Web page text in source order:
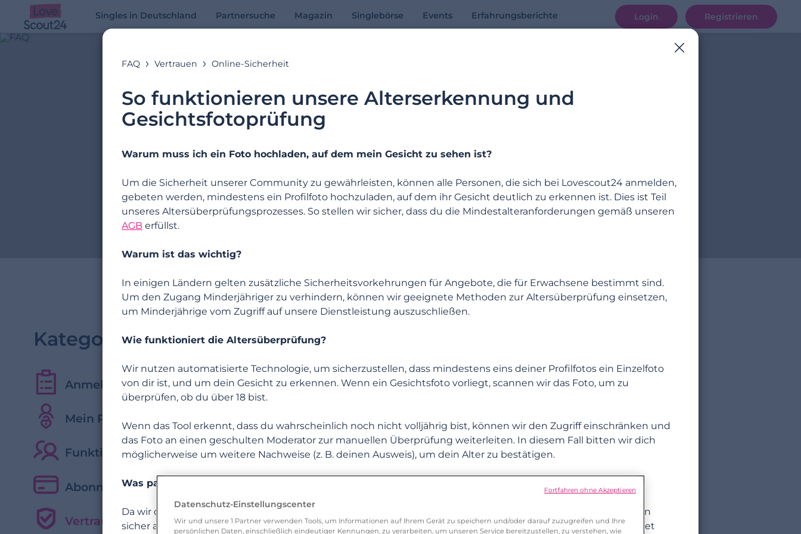
Singles in Deutschland Partnersuche Magazin Singlebörse Events Erfahrungsberichte Login Registrieren
Online-Hilfe
Antworten auf Ihre Fragen
Suchbeispiele: « Abonnement », «E-Mail Adresse », « Registrierung »
KATEGORIEN HÄUFIG GESTELLTE FRAGEN
Kategorien
Anmeldung und erste Schritte
Mein Profil verwalten
Funktionen, Suche & Kommunikation
Abonnement & kostenpflichtige Funktionen
Vertrauen
FAQ Vertrauen Online-Sicherheit
So funktionieren unsere Alterserkennung und
Gesichtsfotoprüfung
Warum muss ich ein Foto hochladen, auf dem mein Gesicht zu sehen ist?
Um die Sicherheit unserer Community zu gewährleisten, können alle Personen, die sich bei Lovescout24 anmelden,
gebeten werden, mindestens ein Profilfoto hochzuladen, auf dem ihr Gesicht deutlich zu erkennen ist. Dies ist Teil
unseres Altersüberprüfungsprozesses. So stellen wir sicher, dass du die Mindestalteranforderungen gemäß unseren
AGB erfüllst.
Warum ist das wichtig?
In einigen Ländern gelten zusätzliche Sicherheitsvorkehrungen für Angebote, die für Erwachsene bestimmt sind.
Um den Zugang Minderjähriger zu verhindern, können wir geeignete Methoden zur Altersüberprüfung einsetzen,
um Minderjährige vom Zugriff auf unsere Dienstleistung auszuschließen.
Wie funktioniert die Altersüberprüfung?
Wir nutzen automatisierte Technologie, um sicherzustellen, dass mindestens eins deiner Profilfotos ein Einzelfoto
von dir ist, und um dein Gesicht zu erkennen. Wenn ein Gesichtsfoto vorliegt, scannen wir das Foto, um zu
überprüfen, ob du über 18 bist.
Wenn das Tool erkennt, dass du wahrscheinlich noch nicht volljährig bist, können wir den Zugriff einschränken und
das Foto an einen geschulten Moderator zur manuellen Überprüfung weiterleiten. In diesem Fall bitten wir dich
möglicherweise um weitere Nachweise (z. B. deinen Ausweis), um dein Alter zu bestätigen.
Was passiert mit meinen Daten nach der Altersüberprüfung?
Da wir die Technologie der Match Group nutzen, ist der Datenaustausch eingeschränkt, und alle Daten werden
sicher auf unseren AWS-Servern gespeichert.Die Ergebnisse deiner Altersüberprüfung können dazu verwendet
Datenschutz-Einstellungscenter
Wir und unsere 1 Partner verwenden Tools, um Informationen auf Ihrem Gerät zu speichern und/oder darauf zuzugreifen und Ihre
persönlichen Daten, einschließlich eindeutiger Kennungen, zu verarbeiten, um unseren Service bereitzustellen, zu verstehen, wie
Fortfahren ohne Akzeptieren